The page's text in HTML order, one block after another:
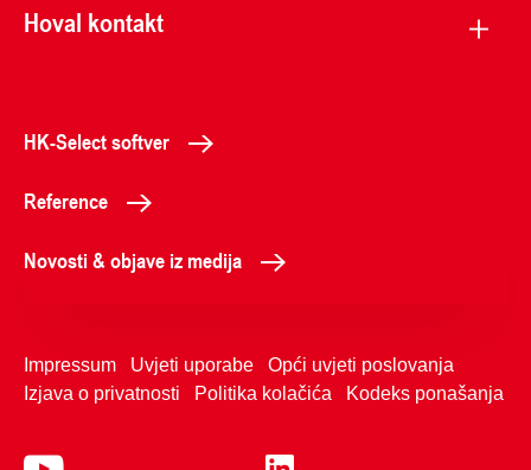
Hoval kontakt
HK-Select softver
Reference
Novosti & objave iz medija
Impressum Uvjeti uporabe
Opći uvjeti poslovanja
Izjava o privatnosti
Politika kolačića Kodeks ponašanja